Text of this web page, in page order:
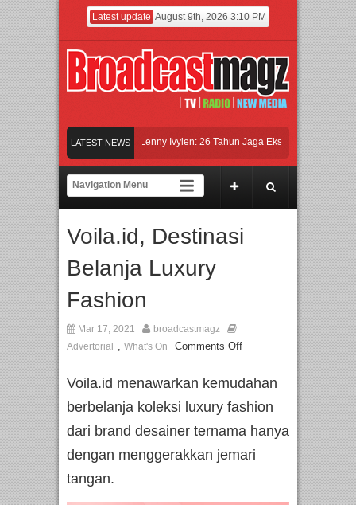
Latest update August 9th, 2026 3:10 PM
LATEST NEWS
Tayang 13 Agustus Lenny Ivylen: 26 Tahun Jaga Eksistensi di Dunia
Podomoro Jalin Kerja Sama Pendidikan dan Riset untuk Cetak Talenta
Voila.id, Destinasi
Belanja Luxury
Fashion
Mar 17, 2021
broadcastmagz
Advertorial
, What's On Comments Off
Voila.id menawarkan kemudahan
berbelanja koleksi luxury fashion
dari brand desainer ternama hanya
dengan menggerakkan jemari
tangan.